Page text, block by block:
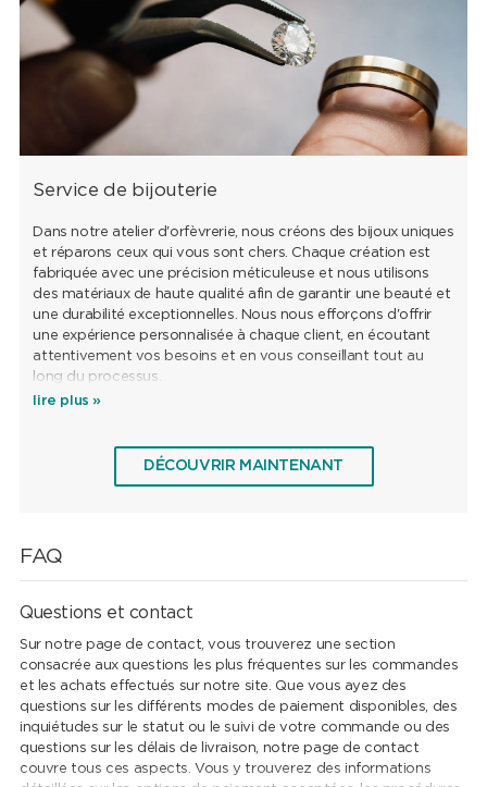
Service de bijouterie
Dans notre atelier d'orfèvrerie, nous créons des bijoux uniques
et réparons ceux qui vous sont chers. Chaque création est
fabriquée avec une précision méticuleuse et nous utilisons
des matériaux de haute qualité afin de garantir une beauté et
une durabilité exceptionnelles. Nous nous efforçons d'offrir
une expérience personnalisée à chaque client, en écoutant
attentivement vos besoins et en vous conseillant tout au
long du processus.
lire plus »
DÉCOUVRIR MAINTENANT
FAQ
Questions et contact
Sur notre page de contact, vous trouverez une section
consacrée aux questions les plus fréquentes sur les commandes
et les achats effectués sur notre site. Que vous ayez des
questions sur les différents modes de paiement disponibles, des
inquiétudes sur le statut ou le suivi de votre commande ou des
questions sur les délais de livraison, notre page de contact
couvre tous ces aspects. Vous y trouverez des informations